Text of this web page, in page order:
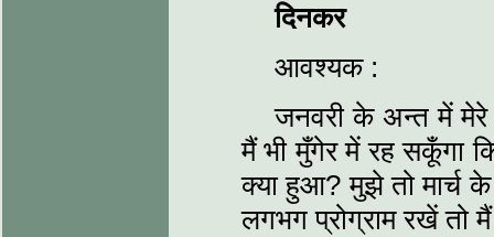
दिनकर
आवश्‍यक :
जनवरी के अन्‍त में मेरे
मैं भी मुँगेर में रह सकूँगा
क्या हुआ? मुझे तो मार्च
लगभग प्रोग्राम रखें